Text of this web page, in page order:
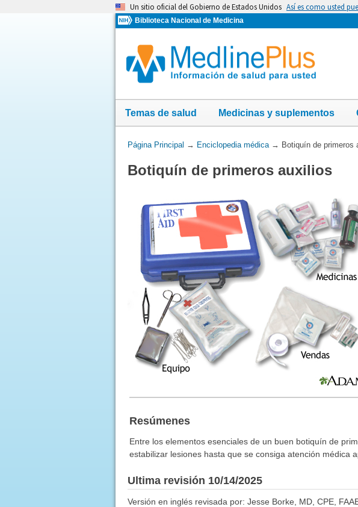
Un sitio oficial del Gobierno de Estados Unidos Así es como usted
Biblioteca Nacional de Medicina
Temas de salud Medicinas y suplementos
Usted
aquí:
Página Principal → Enciclopedia médica→ Botiquín de primeros
Botiquín de primeros auxilios
Resúmenes
Entre los elementos esenciales de un buen botiquín de
estabilizar lesiones hasta que se consiga atención médica
Ultima revisión 10/14/2025
Versión en inglés revisada por: Jesse Borke, MD, CPE,